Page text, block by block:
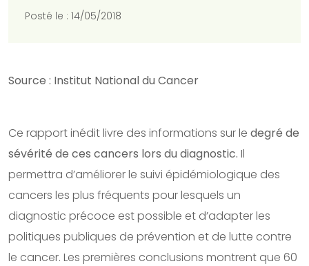
Posté le : 14/05/2018
Source : Institut National du Cancer
Ce rapport inédit livre des informations sur le degré de
sévérité de ces cancers lors du diagnostic. Il
permettra d’améliorer le suivi épidémiologique des
cancers les plus fréquents pour lesquels un
diagnostic précoce est possible et d’adapter les
politiques publiques de prévention et de lutte contre
le cancer. Les premières conclusions montrent que 60